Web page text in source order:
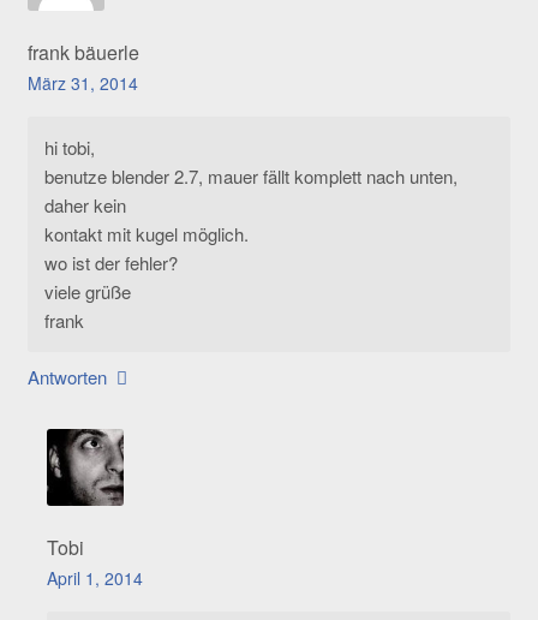
frank bäuerle
März 31, 2014
hi tobi,
benutze blender 2.7, mauer fällt komplett nach unten,
daher kein
kontakt mit kugel möglich.
wo ist der fehler?
viele grüße
frank
Antworten
Tobi
April 1, 2014